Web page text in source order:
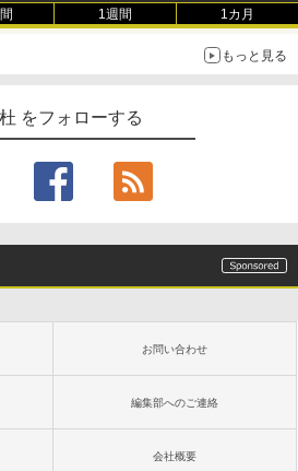
1週間 1カ月
もっと見る
をフォローする
お問い合わせ
編集部へのご連絡
会社概要